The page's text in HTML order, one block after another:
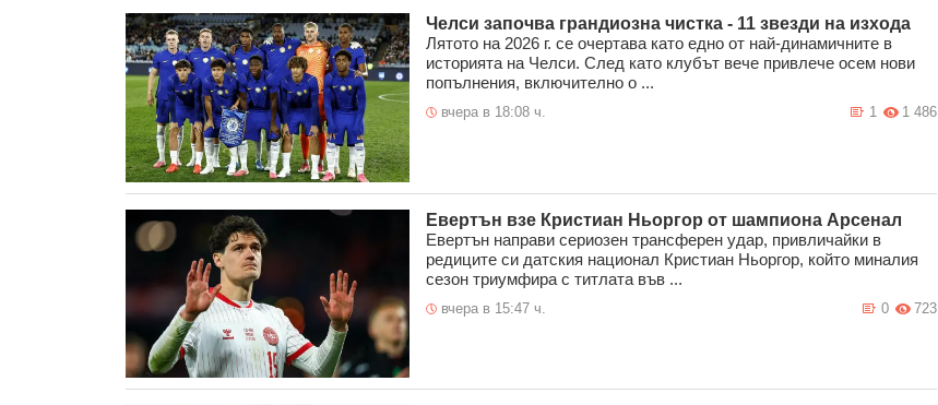
Челси започва грандиозна чистка - 11 звезди на изхода
Лятото на 2026 г. се очертава като едно от най-динамичните в
историята на Челси. След като клубът вече привлече осем нови
попълнения, включително о ...
вчера в 18:08 ч. 1 486
1
Евертън взе Кристиан Ньоргор от шампиона Арсенал
Евертън направи сериозен трансферен удар, привличайки в
редиците си датския национал Кристиан Ньоргор, който миналия
сезон триумфира с титлата във ...
вчера в 15:47 ч. 723
0